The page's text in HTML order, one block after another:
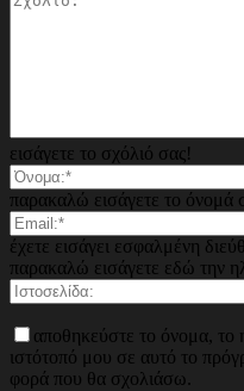
εισάγετε το σχόλιό σας!
παρακαλώ εισάγετε το όνομά
έχετε εισάγει εσφαλμένη
παρακαλώ εισάγετε εδώ την
αποθηκεύστε το όνομα, το
ιστότοπό μου σε αυτό το
φορά που θα σχολιάσω.